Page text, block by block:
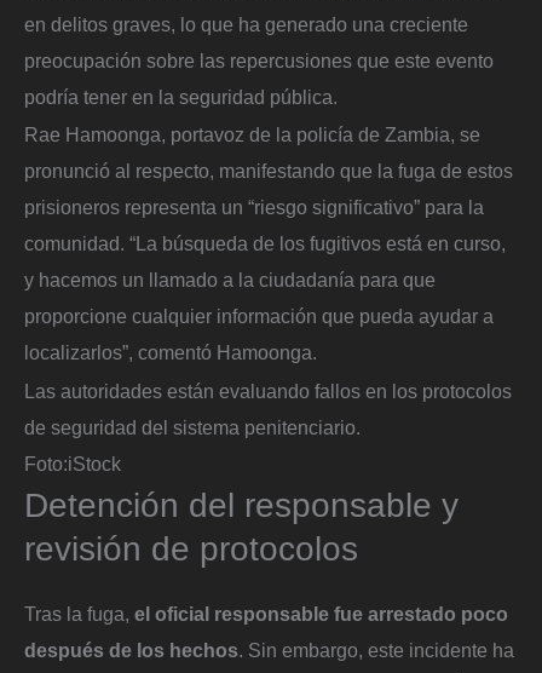
en delitos graves, lo que ha generado una creciente
preocupación sobre las repercusiones que este evento
podría tener en la seguridad pública.
Rae Hamoonga, portavoz de la policía de Zambia, se
pronunció al respecto, manifestando que la fuga de estos
prisioneros representa un “riesgo significativo” para la
comunidad. “La búsqueda de los fugitivos está en curso,
y hacemos un llamado a la ciudadanía para que
proporcione cualquier información que pueda ayudar a
localizarlos”, comentó Hamoonga.
Las autoridades están evaluando fallos en los protocolos
de seguridad del sistema penitenciario.
Foto:iStock
Detención del responsable y
revisión de protocolos
Tras la fuga, el oficial responsable fue arrestado poco
después de los hechos . Sin embargo, este incidente ha